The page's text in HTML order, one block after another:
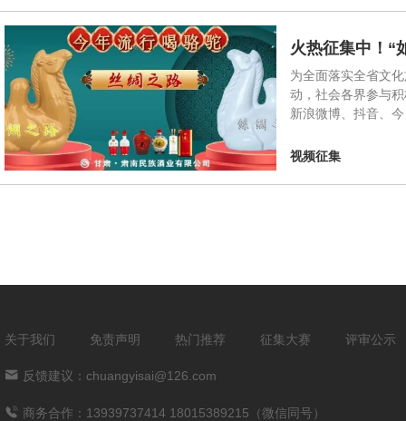
火热征集中！“
为全面落实全省文
动，社会各界参与
新浪微博、抖音、
视频征集
关于我们 免责声明 热门推荐 征集大赛 评审公示
反馈建议：chuangyisai@126.com
商务合作：13939737414 18015389215（微信同号）